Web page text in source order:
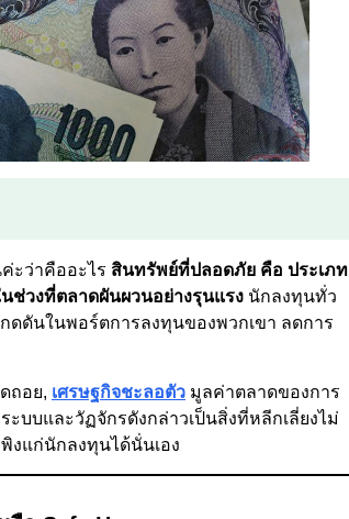
ะว่าคืออะไร สินทรัพย์ที่ปลอดภัย คือ ประเภท
ช่วงที่ตลาดผันผวนอย่างรุนแรง นักลงทุนทั่ว
ดดันในพอร์ตการลงทุนของพวกเขา ลดการ
ถอย, เศรษฐกิจชะลอตัว มูลค่าตลาดของการ
บบและวัฏจักรดังกล่าวเป็นสิ่งที่หลีกเลี่ยงไม่
งแก่นักลงทุนได้นั่นเอง